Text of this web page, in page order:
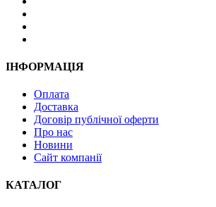
ІНФОРМАЦІЯ
Оплата
Доставка
Договір публічної оферти
Про нас
Новини
Сайт компанії
КАТАЛОГ